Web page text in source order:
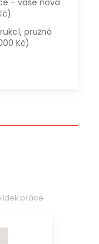
Kč)
práce